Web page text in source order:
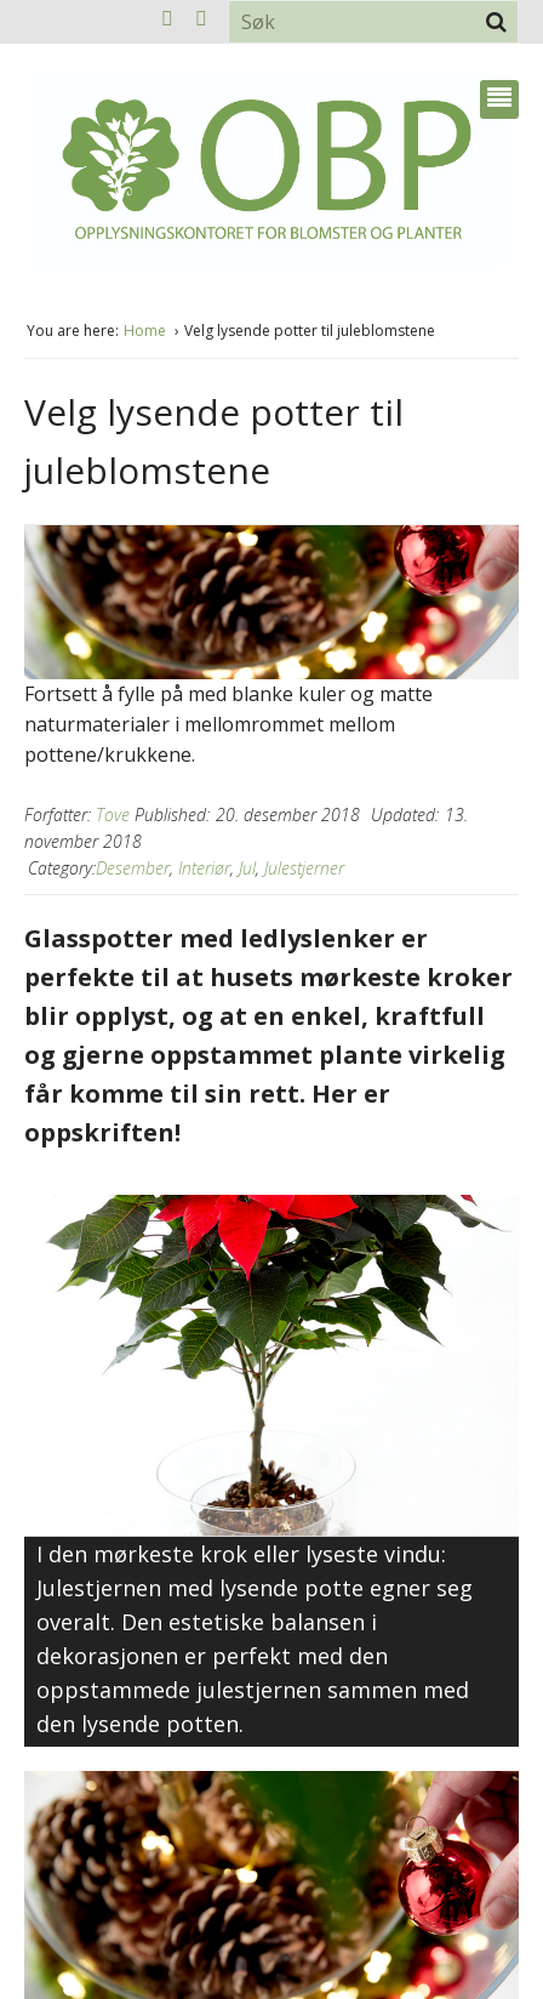
You are here: Home Velg lysende potter til juleblomstene
Velg lysende potter til
juleblomstene
Fortsett å fylle på med blanke kuler og matte
naturmaterialer i mellomrommet mellom
pottene/krukkene.
Forfatter: Tove Published: 20. desember 2018 Updated: 13.
november 2018
Category:Desember, Interiør, Jul, Julestjerner
Glasspotter med ledlyslenker er
perfekte til at husets mørkeste kroker
blir opplyst, og at en enkel, kraftfull
og gjerne oppstammet plante virkelig
får komme til sin rett. Her er
oppskriften!
I den mørkeste krok eller lyseste vindu:
Julestjernen med lysende potte egner seg
overalt. Den estetiske balansen i
dekorasjonen er perfekt med den
oppstammede julestjernen sammen med
den lysende potten.